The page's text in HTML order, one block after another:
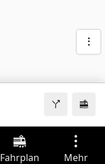
Fahrplan Mehr